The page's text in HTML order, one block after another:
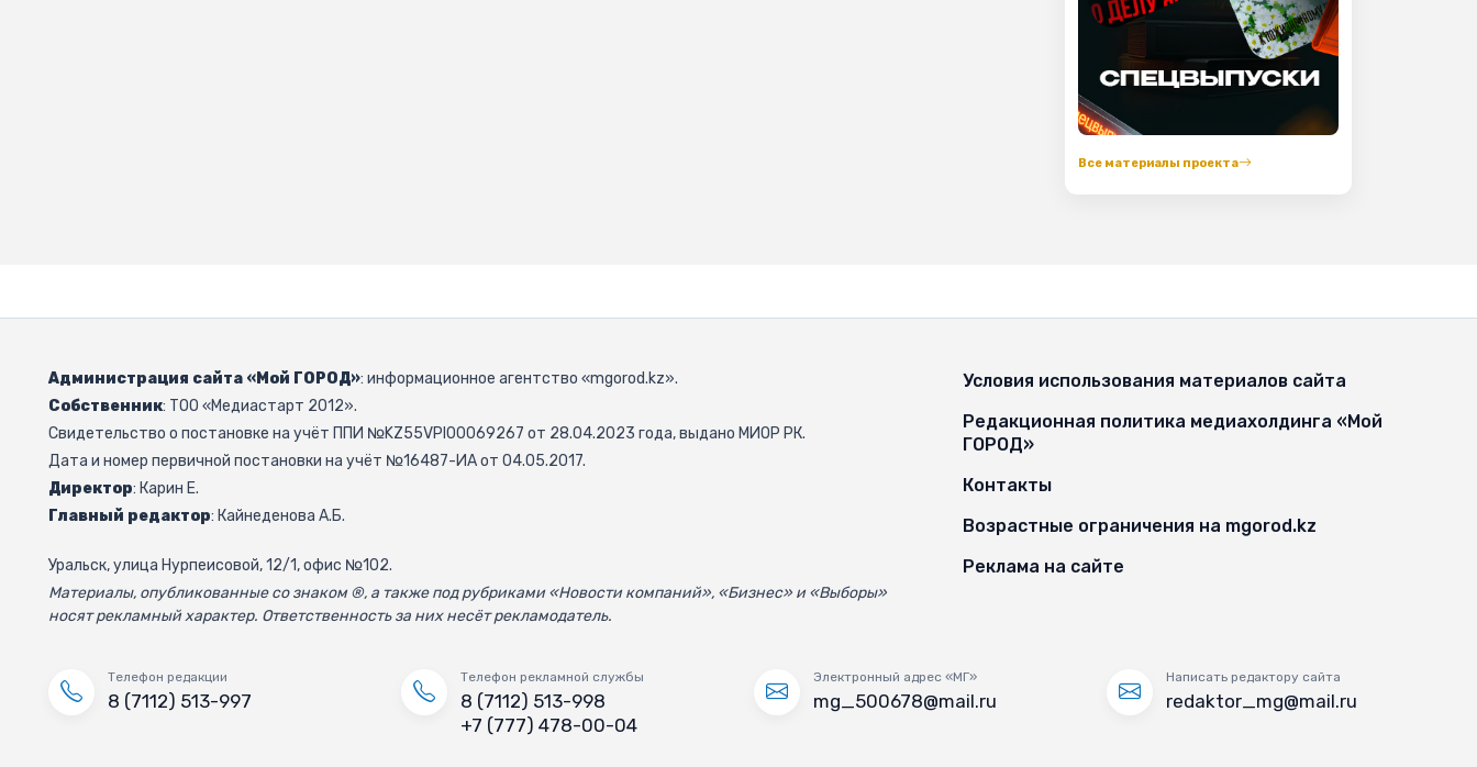
Все материалы проекта
Администрация сайта «Мой ГОРОД»: информационное агентство «mgorod.kz».
Собственник: ТОО «Медиастарт 2012».
Свидетельство о постановке на учёт ППИ №KZ55VPI00069267 от 28.04.2023 года, выдано МИОР РК.
Дата и номер первичной постановки на учёт №16487-ИА от 04.05.2017.
Директор: Карин Е.
Главный редактор: Кайнеденова А.Б.
Уральск, улица Нурпеисовой, 12/1, офис №102.
Материалы, опубликованные со знаком ®, а также под рубриками «Новости компаний», «Бизнес» и «Выборы»
носят рекламный характер. Ответственность за них несёт рекламодатель.
Условия использования материалов сайта
Редакционная политика медиахолдинга «Мой
ГОРОД»
Контакты
Возрастные ограничения на mgorod.kz
Реклама на сайте
Телефон редакции
8 (7112) 513-997
Телефон рекламной службы
8 (7112) 513-998
+7 (777) 478-00-04
Электронный адрес «МГ»
mg_500678@mail.ru
Написать редактору сайта
redaktor_mg@mail.ru